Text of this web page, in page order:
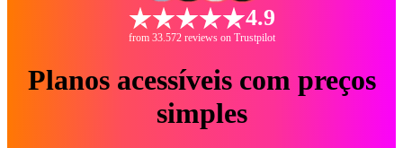
4.9
from 33.572 reviews on Trustpilot
Planos acessíveis com preços
simples